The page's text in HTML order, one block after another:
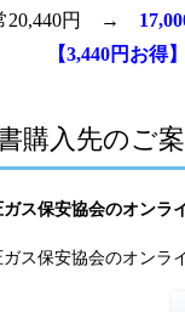
20,440円 →
3,440円お得
購入先のご
ガス保安協会のオンラ
ガス保安協会のオンラ